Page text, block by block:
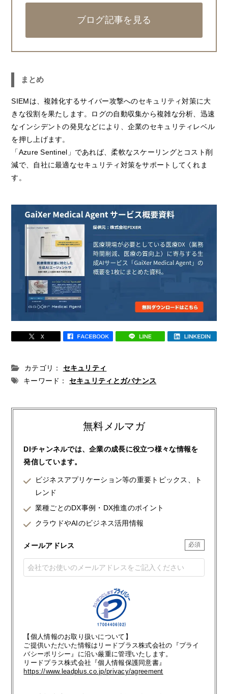
ブログ記事を見る
まとめ
SIEMは、複雑化するサイバー攻撃へのセキュリティ対策に大
きな役割を果たします。ログの自動収集から複雑な分析、迅速
なインシデントの発見などにより、企業のセキュリティレベル
を押し上げます。
「Azure Sentinel」であれば、柔軟なスケーリングとコスト削
減で、自社に最適なセキュリティ対策をサポートしてくれま
す。
カテゴリ：
セキュリティ
キーワード：
セキュリティとガバナンス
無料メルマガ
DIチャンネルでは、企業の成長に役立つ様々な情報を
発信しています。
ビジネスアプリケーション等の重要トピックス、ト
レンド
業種ごとのDX事例・DX推進のポイント
クラウドやAIのビジネス活用情報
メールアドレス
【個人情報のお取り扱いについて】
ご提供いただいた情報はリードプラス株式会社の『プライ
バシーポリシー』に沿い厳重に管理いたします。
リードプラス株式会社『個人情報保護同意書』
https://www.leadplus.co.jp/privacy/agreement